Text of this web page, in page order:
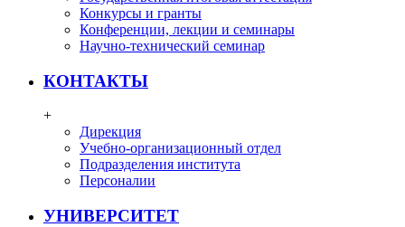
Конкурсы и гранты
Конференции, лекции и семинары
Научно-технический семинар
КОНТАКТЫ
+
Дирекция
Учебно-организационный отдел
Подразделения института
Персоналии
УНИВЕРСИТЕТ